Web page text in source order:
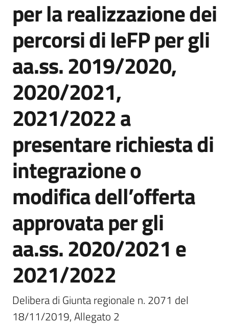
Programmi
Progetti
Fondo
sociale
europeo
Plus
Seguici
per la realizzazione dei
percorsi di IeFP per gli
aa.ss. 2019/2020,
2020/2021,
2021/2022 a
presentare richiesta di
integrazione o
modifica dell’offerta
approvata per gli
aa.ss. 2020/2021 e
2021/2022
Delibera di Giunta regionale n. 2071 del
18/11/2019, Allegato 2